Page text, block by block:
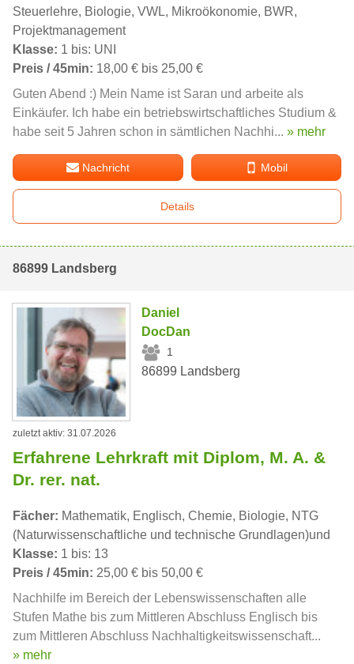
Steuerlehre, Biologie, VWL, Mikroökonomie, BWR,
Projektmanagement
Klasse: 1 bis: UNI
Preis / 45min: 18,00 € bis 25,00 €
Guten Abend :) Mein Name ist Saran und arbeite als
Einkäufer. Ich habe ein betriebswirtschaftliches Studium &
habe seit 5 Jahren schon in sämtlichen Nachhi... » mehr
Nachricht Mobil
Details
86899 Landsberg
Daniel
DocDan
1
86899 Landsberg
zuletzt aktiv: 31.07.2026
Erfahrene Lehrkraft mit Diplom, M. A. &
Dr. rer. nat.
Fächer: Mathematik, Englisch, Chemie, Biologie, NTG
(Naturwissenschaftliche und technische Grundlagen)und
Klasse: 1 bis: 13
Preis / 45min: 25,00 € bis 50,00 €
Nachhilfe im Bereich der Lebenswissenschaften alle
Stufen Mathe bis zum Mittleren Abschluss Englisch bis
zum Mittleren Abschluss Nachhaltigkeitswissenschaft...
» mehr